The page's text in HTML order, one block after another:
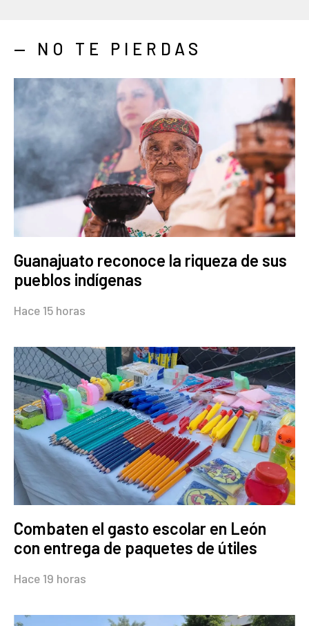
— NO TE PIERDAS
Guanajuato reconoce la riqueza de sus
pueblos indígenas
Hace 15 horas
Combaten el gasto escolar en León
con entrega de paquetes de útiles
Hace 19 horas